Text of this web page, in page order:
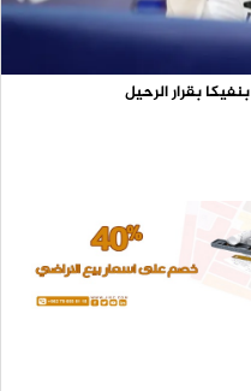
بقرار الرحيل